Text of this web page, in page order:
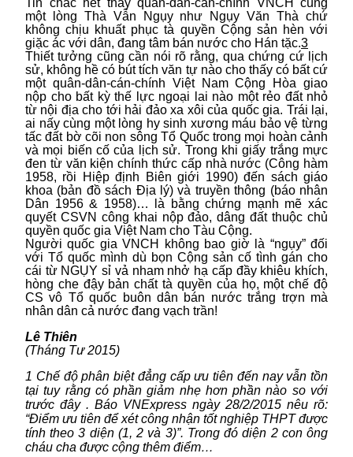
Tin chắc hết thảy quân-dân-cán-chính VNCH cùng
một lòng Thà Vẫn Ngụy như Ngụy Văn Thà chứ
không chịu khuất phục tà quyền Cộng sản hèn với
giặc ác với dân, đang tâm bán nước cho Hán tặc.3
Thiết tưởng cũng cần nói rõ rằng, qua chứng cứ lịch
sử, không hề có bút tích văn tự nào cho thấy có bất cứ
một quân-dân-cán-chính Việt Nam Cộng Hòa giao
nộp cho bất kỳ thế lực ngoại lai nào một rẻo đất nhỏ
từ nội địa cho tới hải đảo xa xôi của quốc gia. Trái lại,
ai nấy cùng một lòng hy sinh xương máu bảo vệ từng
tấc đất bờ cõi non sông Tổ Quốc trong mọi hoàn cảnh
và mọi biến cố của lịch sử. Trong khi giấy trắng mực
đen từ văn kiện chính thức cấp nhà nước (Công hàm
1958, rồi Hiệp định Biên giới 1990) đến sách giáo
khoa (bản đồ sách Địa lý) và truyền thông (báo nhân
Dân 1956 & 1958)… là bằng chứng mạnh mẽ xác
quyết CSVN công khai nộp đảo, dâng đất thuộc chủ
quyền quốc gia Việt Nam cho Tàu Cộng.
Người quốc gia VNCH không bao giờ là “ngụy” đối
với Tổ quốc mình dù bọn Cộng sản cố tình gán cho
cái từ NGỤY sỉ vả nham nhở hạ cấp đầy khiêu khích,
hòng che đậy bản chất tà quyền của họ, một chế độ
CS vô Tổ quốc buôn dân bán nước trắng trợn mà
nhân dân cả nước đang vạch trần!
Lê Thiên
(Tháng Tư 2015)
1 Chế độ phân biệt đẳng cấp ưu tiên đến nay vẫn tồn
tại tuy rằng có phần giảm nhẹ hơn phần nào so với
trước đây . Báo VNExpress ngày 28/2/2015 nêu rõ:
“Điểm ưu tiên để xét công nhận tốt nghiệp THPT được
tính theo 3 diện (1, 2 và 3)”. Trong đó diện 2 con ông
cháu cha được cộng thêm điểm…